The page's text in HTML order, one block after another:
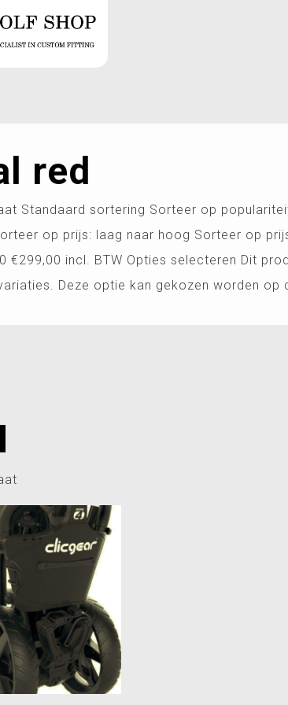
red
Standaard sortering Sorteer op
op prijs: laag naar hoog Sorteer op
€299,00 incl. BTW Opties selecteren Dit
Deze optie kan gekozen worden op